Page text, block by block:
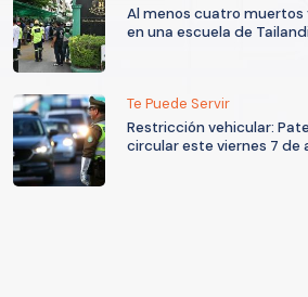
Al menos cuatro muertos
en una escuela de
Te Puede Servir
Restricción vehicular:
circular este viernes 7 de